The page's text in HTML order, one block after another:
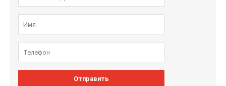
Отправить